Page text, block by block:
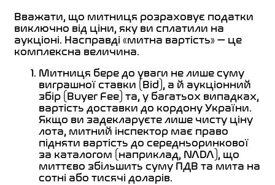
Вважати, що митниця розраховує податки
виключно від ціни, яку ви сплатили на
аукціоні. Насправді «митна вартість» — це
комплексна величина.
Митниця бере до уваги не лише суму
виграшної ставки (Bid), а й аукціонний
збір (Buyer Fee) та, у багатьох випадках,
вартість доставки до кордону України.
Якщо ви задекларуєте лише чисту ціну
лота, митний інспектор має право
підняти вартість до середньоринкової
за каталогом (наприклад, NADA), що
миттєво збільшить суму ПДВ та мита на
сотні або тисячі доларів.